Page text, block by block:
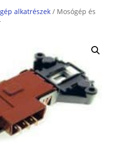
alkatrészek/ Mosógép és